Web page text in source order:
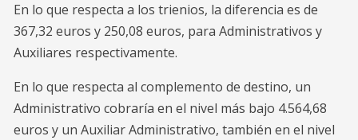
En lo que respecta a los trienios, la diferencia es de
367,32 euros y 250,08 euros, para Administrativos y
Auxiliares respectivamente.
En lo que respecta al complemento de destino, un
Administrativo cobraría en el nivel más bajo 4.564,68
euros y un Auxiliar Administrativo, también en el nivel